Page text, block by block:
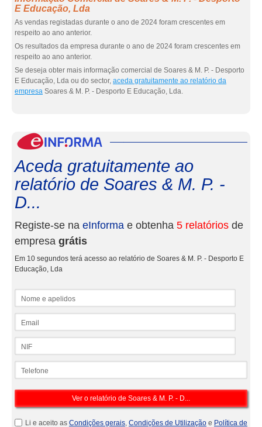
E Educação, Lda
As vendas registadas durante o ano de 2024 foram crescentes em
respeito ao ano anterior.
Os resultados da empresa durante o ano de 2024 foram crescentes em
respeito ao ano anterior.
Se deseja obter mais informação comercial de Soares & M. P. - Desporto
E Educação, Lda ou do sector, aceda gratuitamente ao relatório da
empresa Soares & M. P. - Desporto E Educação, Lda.
Aceda gratuitamente ao
relatório de Soares & M. P. -
D...
Registe-se na eInforma e obtenha 5 relatórios de
empresa grátis
Em 10 segundos terá acesso ao relatório de Soares & M. P. - Desporto E
Educação, Lda
Li e aceito as Condições gerais, Condições de Utilização e Política de